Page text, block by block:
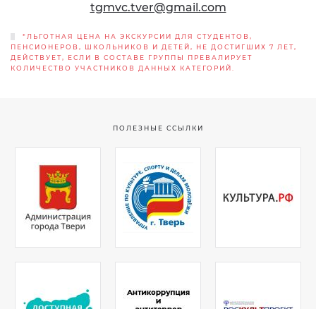
tgmvc.tver@gmail.com
*ЛЬГОТНАЯ ЦЕНА НА ЭКСКУРСИИ ДЛЯ СТУДЕНТОВ,
ПЕНСИОНЕРОВ, ШКОЛЬНИКОВ И ДЕТЕЙ, НЕ ДОСТИГШИХ 7 ЛЕТ,
ДЕЙСТВУЕТ, ЕСЛИ В СОСТАВЕ ГРУППЫ ПРЕВАЛИРУЕТ
КОЛИЧЕСТВО УЧАСТНИКОВ ДАННЫХ КАТЕГОРИЙ.
ПОЛЕЗНЫЕ ССЫЛКИ